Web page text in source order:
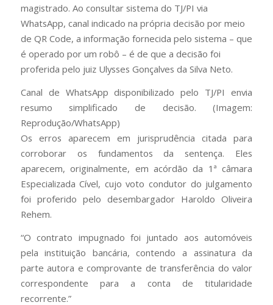
magistrado. Ao consultar sistema do TJ/PI via
WhatsApp, canal indicado na própria decisão por meio
de QR Code, a informação fornecida pelo sistema – que
é operado por um robô – é de que a decisão foi
proferida pelo juiz Ulysses Gonçalves da Silva Neto.
Canal de WhatsApp disponibilizado pelo TJ/PI envia
resumo simplificado de decisão. (Imagem:
Reprodução/WhatsApp)
Os erros aparecem em jurisprudência citada para
corroborar os fundamentos da sentença. Eles
aparecem, originalmente, em acórdão da 1ª câmara
Especializada Cível, cujo voto condutor do julgamento
foi proferido pelo desembargador Haroldo Oliveira
Rehem.
“O contrato impugnado foi juntado aos automóveis
pela instituição bancária, contendo a assinatura da
parte autora e comprovante de transferência do valor
correspondente para a conta de titularidade
recorrente.”